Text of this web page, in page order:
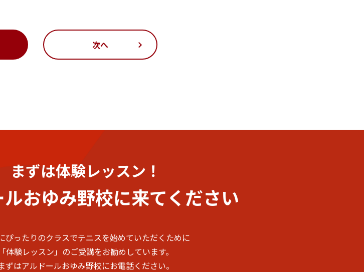
次へ
まずは体験レッスン！
おゆみ野校に来てください
ぴったりのクラスでテニスを始めていただくために
「体験レッスン」のご受講をお勧めしています。
ずはアルドールおゆみ野校にお電話ください。